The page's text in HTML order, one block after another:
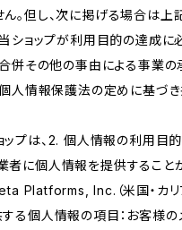
ん。但し、次に掲げる場合は
当ショップが利用目的の達
合併その他の事由による事業
個人情報保護法の定めに基づ
ップは、2. 個人情報の利用目
者に個人情報を提供すること
Platforms, Inc.（米国・カリ
する個人情報の項目：お客様